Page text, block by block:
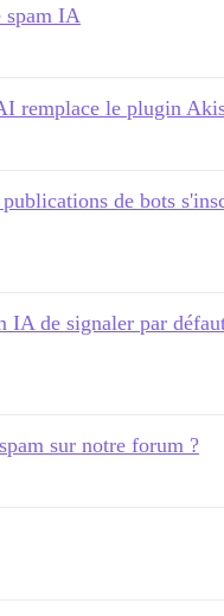
spam IA
remplace le plugin
de bots
IA de signaler par
sur notre forum ?